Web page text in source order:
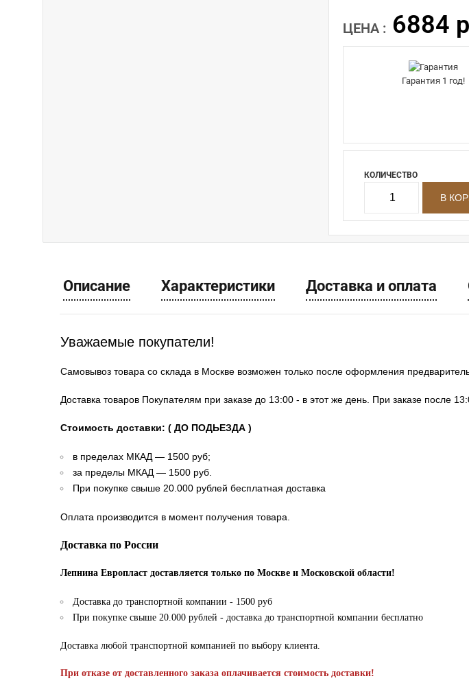
ЦЕНА : 6884
Гарантия 1 год!
КОЛИЧЕСТВО
Описание Характеристики Доставка и оплата
Уважаемые покупатели!
Самовывоз товара со склада в Москве возможен только после оформления
Доставка товаров Покупателям при заказе до 13:00 - в этот же день. При заказе после
Стоимость доставки: ( ДО ПОДЬЕЗДА )
в пределах МКАД — 1500 руб;
за пределы МКАД — 1500 руб.
При покупке свыше 20.000 рублей бесплатная доставка
Оплата производится в момент получения товара.
Доставка по России
Лепнина Европласт доставляется только по Москве и Московской области!
Доставка до транспортной компании - 1500 руб
При покупке свыше 20.000 рублей - доставка до транспортной компании бесплатно
Доставка любой транспортной компанией по выбору клиента.
При отказе от доставленного заказа оплачивается стоимость доставки!